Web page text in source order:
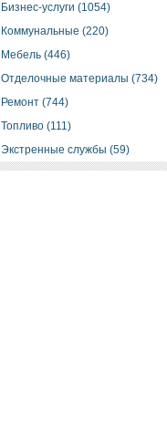
Бизнес-услуги (1054)
Коммунальные (220)
Мебель (446)
Отделочные материалы (734)
Ремонт (744)
Топливо (111)
Экстренные службы (59)